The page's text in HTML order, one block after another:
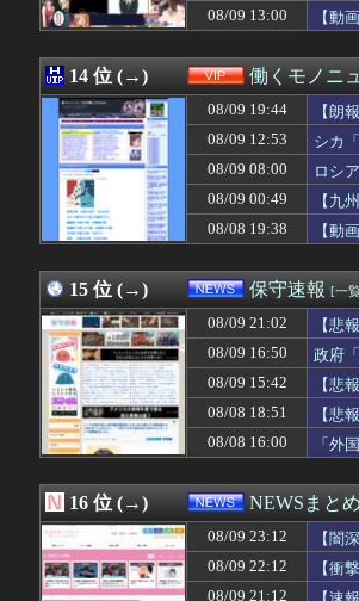
08/09 23:00
認知症の高齢者の
08/09 23:00
韓国人「サムスン
08/09 23:00
【衝撃】韓国人「
08/09 23:00
海外「日本人は何
08/09 23:00
今だからこそスト2
08/09 22:59
『君のことが大大
08/09 22:59
【悲報】映画ちい
08/09 22:57
【DQNママ】今さ
08/09 22:57
好きなポケモン音楽
08/09 22:57
耳の聞こえが悪い
08/09 22:57
「VIVANT」最新話
08/09 22:57
【クズ】弁護士志
08/09 22:57
嫁「今日はトコロ
08/09 13:00
【動
14 位 (→) 働くモノニ
08/09 19:44
【朗
08/09 12:53
シカ
08/09 08:00
ロシ
08/09 00:49
【九
08/08 19:38
【動
15 位 (→) 保守速報 [一
08/09 21:02
【悲
08/09 16:50
政府
08/09 15:42
【悲
08/08 18:51
【悲
08/08 16:00
「外
16 位 (→) NEWSまと
08/09 23:12
【闇
か？
08/09 22:12
【衝
08/09 21:12